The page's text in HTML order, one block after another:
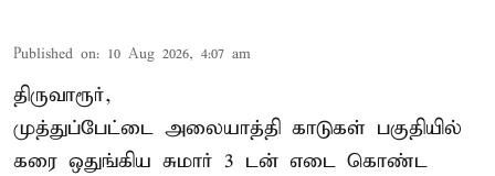
Published on: 10 Aug 2026, 4:07 am
திருவாரூர்,
முத்துப்பேட்டை அலையாத்தி காடுகள் பகுதியில்
கரை ஒதுங்கிய சுமார் 3 டன் எடை கொண்ட